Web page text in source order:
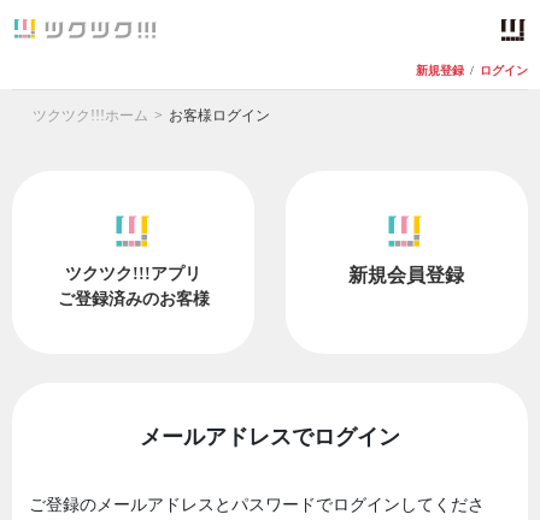
新規登録 / ログイン
ツクツク!!!ホーム お客様ログイン
ツクツク!!!アプリ
ご登録済みのお客様
新規会員登録
メールアドレスでログイン
ご登録のメールアドレスとパスワードでログインしてくださ